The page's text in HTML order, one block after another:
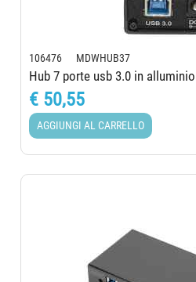
106476 MDWHUB37
Hub 7 porte usb 3.0 in
€ 50,55
AGGIUNGI AL CARRELLO